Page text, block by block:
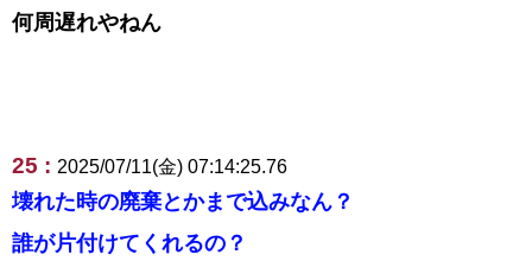
何周遅れやねん
25 : 2025/07/11(金) 07:14:25.76
壊れた時の廃棄とかまで込みなん？
誰が片付けてくれるの？